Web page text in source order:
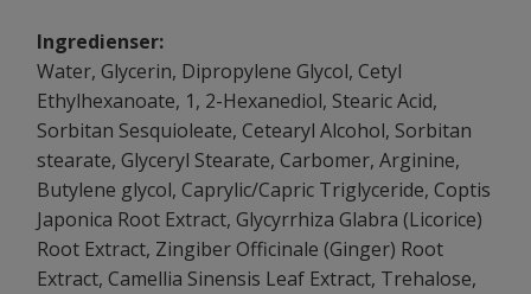
Ingredienser:
Water, Glycerin, Dipropylene Glycol, Cetyl
Ethylhexanoate, 1, 2-Hexanediol, Stearic Acid,
Sorbitan Sesquioleate, Cetearyl Alcohol, Sorbitan
stearate, Glyceryl Stearate, Carbomer, Arginine,
Butylene glycol, Caprylic/Capric Triglyceride, Coptis
Japonica Root Extract, Glycyrrhiza Glabra (Licorice)
Root Extract, Zingiber Officinale (Ginger) Root
Extract, Camellia Sinensis Leaf Extract, Trehalose,